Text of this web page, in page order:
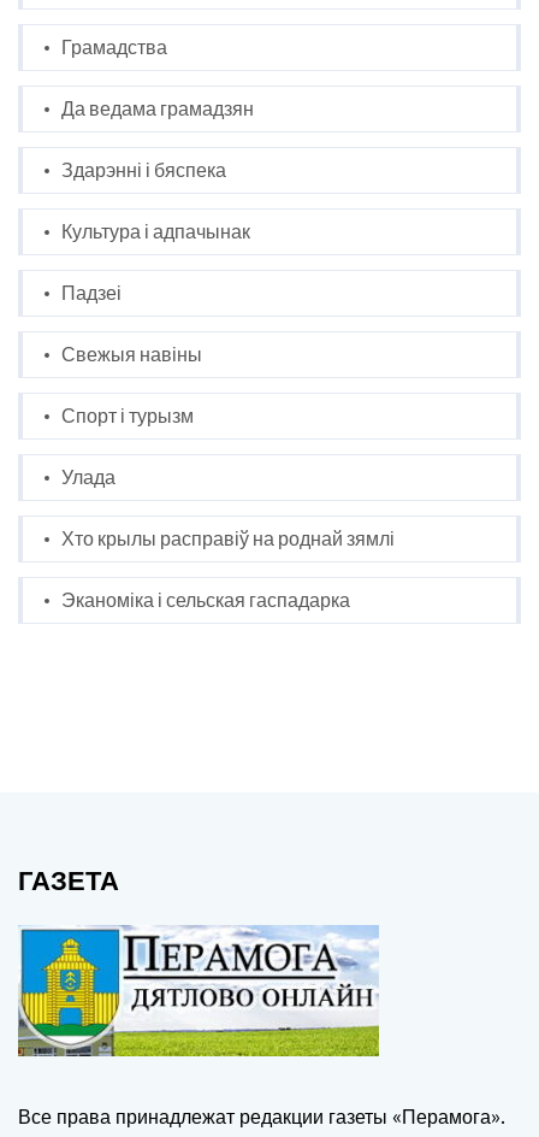
Грамадства
Да ведама грамадзян
Здарэнні і бяспека
Культура і адпачынак
Падзеі
Свежыя навіны
Спорт і турызм
Улада
Хто крылы расправіў на роднай зямлі
Эканоміка і сельская гаспадарка
ГАЗЕТА
Все права принадлежат редакции газеты «Перамога».